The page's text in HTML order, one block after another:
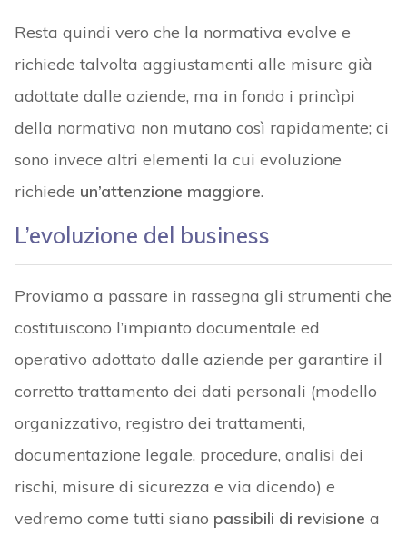
Resta quindi vero che la normativa evolve e
richiede talvolta aggiustamenti alle misure già
adottate dalle aziende, ma in fondo i princìpi
della normativa non mutano così rapidamente; ci
sono invece altri elementi la cui evoluzione
richiede un’attenzione maggiore.
L’evoluzione del business
Proviamo a passare in rassegna gli strumenti che
costituiscono l’impianto documentale ed
operativo adottato dalle aziende per garantire il
corretto trattamento dei dati personali (modello
organizzativo, registro dei trattamenti,
documentazione legale, procedure, analisi dei
rischi, misure di sicurezza e via dicendo) e
vedremo come tutti siano passibili di revisione a